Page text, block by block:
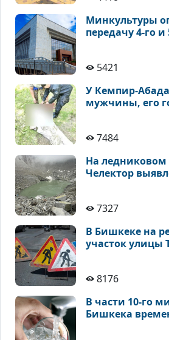
Минкультуры
передачу 4-го
5421
У Кемпир-
мужчины, его
7484
На ледниковом
Челектор
7327
В Бишкеке на
8176
В части 10-го
Бишкека